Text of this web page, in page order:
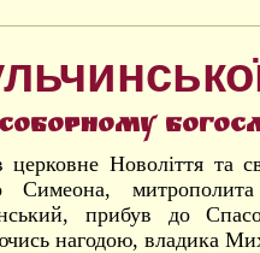
церковне Новоліття та
Симеона,
прибув до
нагодою, владика